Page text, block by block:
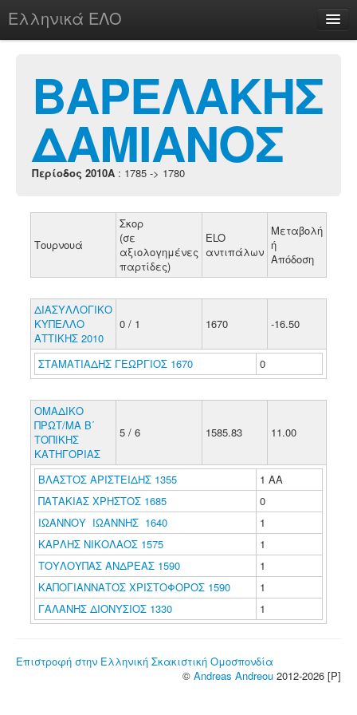
Ελληνικά ΕΛΟ
chesstu.be @ discord
Login
ΒΑΡΕΛΑΚΗΣ
ΔΑΜΙΑΝΟΣ
Περίοδος 2010A : 1785 -> 1780
Τουρνουά
Σκορ
(σε
αξιολογημένες
παρτίδες)
ELO
αντιπάλων
Μεταβολή
ή
Απόδοση
ΔΙΑΣΥΛΛΟΓΙΚΟ
ΚΥΠΕΛΛΟ
ΑΤΤΙΚΗΣ 2010
0 / 1 1670 -16.50
ΣΤΑΜΑΤΙΑΔΗΣ ΓΕΩΡΓΙΟΣ 1670 0
ΟΜΑΔΙΚΟ
ΠΡΩΤ/ΜΑ Β΄
ΤΟΠΙΚΗΣ
ΚΑΤΗΓΟΡΙΑΣ
5 / 6 1585.83 11.00
ΒΛΑΣΤΟΣ ΑΡΙΣΤΕΙΔΗΣ 1355
1 ΑΑ
ΠΑΤΑΚΙΑΣ ΧΡΗΣΤΟΣ 1685
0
ΙΩΑΝΝΟΥ ΙΩΑΝΝΗΣ 1640
1
ΚΑΡΛΗΣ ΝΙΚΟΛΑΟΣ 1575
1
ΤΟΥΛΟΥΠΑΣ ΑΝΔΡΕΑΣ 1590
1
ΚΑΠΟΓΙΑΝΝΑΤΟΣ ΧΡΙΣΤΟΦΟΡΟΣ 1590
1
ΓΑΛΑΝΗΣ ΔΙΟΝΥΣΙΟΣ 1330
1
Επιστροφή στην Ελληνική Σκακιστική Ομοσπονδία
© Andreas Andreou 2012-2026 [P]